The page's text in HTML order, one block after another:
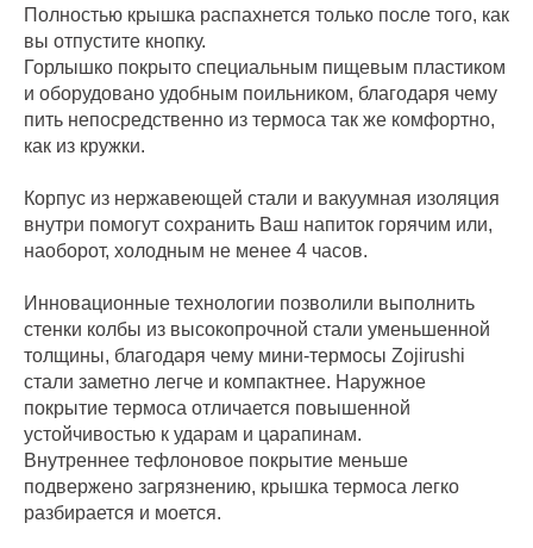
Полностью крышка распахнется только после того, как
вы отпустите кнопку.
Горлышко покрыто специальным пищевым пластиком
и оборудовано удобным поильником, благодаря чему
пить непосредственно из термоса так же комфортно,
как из кружки.
Корпус из нержавеющей стали и вакуумная изоляция
внутри помогут сохранить Ваш напиток горячим или,
наоборот, холодным не менее 4 часов.
Инновационные технологии позволили выполнить
стенки колбы из высокопрочной стали уменьшенной
толщины, благодаря чему мини-термосы Zojirushi
стали заметно легче и компактнее. Наружное
покрытие термоса отличается повышенной
устойчивостью к ударам и царапинам.
Внутреннее тефлоновое покрытие меньше
подвержено загрязнению, крышка термоса легко
разбирается и моется.